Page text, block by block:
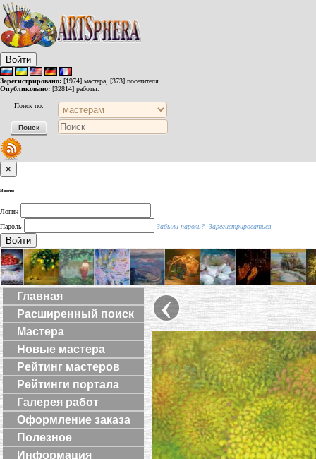
Войти
Зарегистрировано: [1974] мастера, [373] посетителя.
Опубликовано: [32814] работы.
Поиск по:
×
Войти
Логин
Пароль
Забыли пароль? Зарегистрироваться
Войти
Главная
Расширенный поиск
Мастера
Новые мастера
Рейтинг мастеров
Рейтинги портала
Галерея работ
Оформление заказа
Полезное
Информация
‹